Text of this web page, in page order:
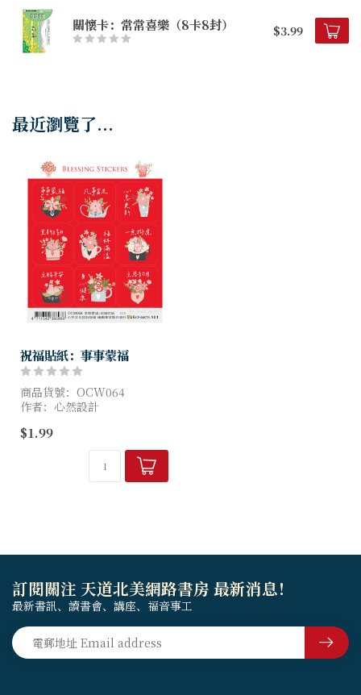
關懷卡：常常喜樂（8卡8封） $3.99
最近瀏覽了...
祝福貼紙：事事蒙福
商品貨號：OCW064
作者：心然設計
$1.99
訂閱關注 天道北美網路書房 最新消息！
最新書訊、讀書會、講座、福音事工